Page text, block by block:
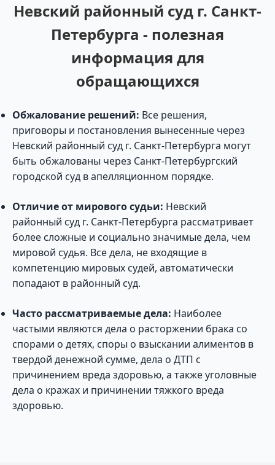
Невский районный суд г. Санкт-
Петербурга - полезная
информация для
обращающихся
Обжалование решений: Все решения,
приговоры и постановления вынесенные через
Невский районный суд г. Санкт-Петербурга могут
быть обжалованы через Санкт-Петербургский
городской суд в апелляционном порядке.
Отличие от мирового судьи: Невский
районный суд г. Санкт-Петербурга рассматривает
более сложные и социально значимые дела, чем
мировой судья. Все дела, не входящие в
компетенцию мировых судей, автоматически
попадают в районный суд.
Часто рассматриваемые дела: Наиболее
частыми являются дела о расторжении брака со
спорами о детях, споры о взыскании алиментов в
твердой денежной сумме, дела о ДТП с
причинением вреда здоровью, а также уголовные
дела о кражах и причинении тяжкого вреда
здоровью.